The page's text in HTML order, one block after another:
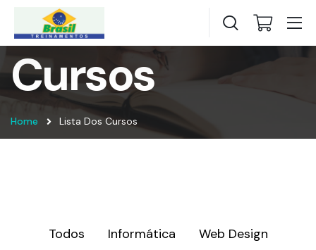
Cursos
Home Lista Dos Cursos
Todos Informática
Web Design